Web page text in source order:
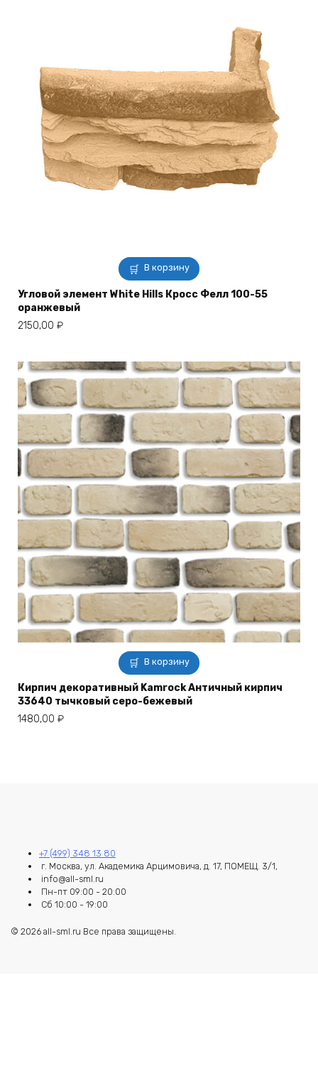
В корзину
Угловой элемент White Hills Кросс Фелл 100-55
оранжевый
2150,00 ₽
В корзину
Кирпич декоративный Kamrock Античный кирпич
33640 тычковый серо-бежевый
1480,00 ₽
+7 (499) 348 13 80
г. Москва, ул. Академика Арцимовича, д. 17, ПОМЕЩ. 3/1,
info@all-sml.ru
Пн-пт 09:00 - 20:00
Сб 10:00 - 19:00
© 2026 all-sml.ru Все права защищены.